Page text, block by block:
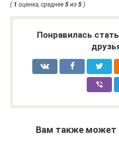
( 1 оценка, среднее 5 из 5 )
Понравилась
Вам также может